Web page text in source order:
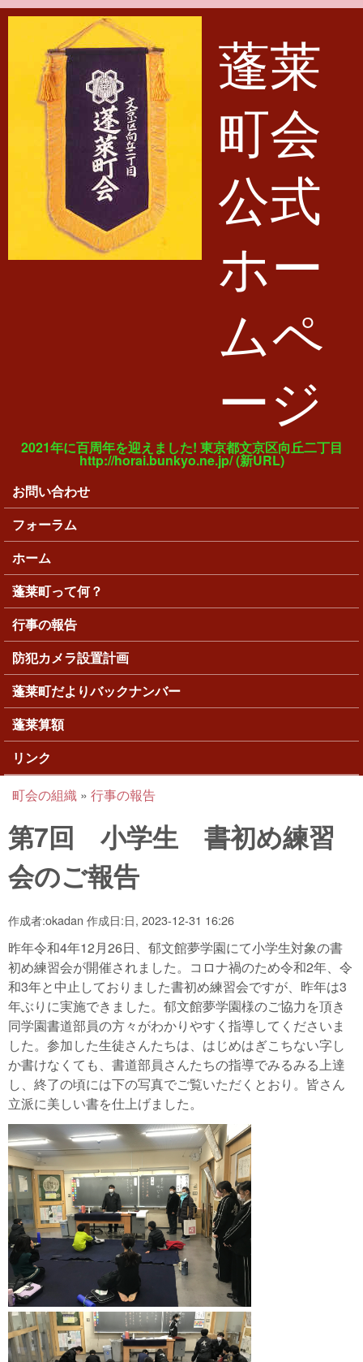
メインコンテンツに移動
蓬莱
町会
公式
ホー
ムペ
ージ
2021年に百周年を迎えました! 東京都文京区向丘二丁目
http://horai.bunkyo.ne.jp/ (新URL)
メインメニュー
お問い合わせ
フォーラム
ホーム
蓬莱町って何？
行事の報告
防犯カメラ設置計画
蓬莱町だよりバックナンバー
蓬莱算額
リンク
現在地
町会の組織 » 行事の報告
第7回 小学生 書初め練習
会のご報告
作成者:okadan 作成日:日, 2023-12-31 16:26
昨年令和4年12月26日、郁文館夢学園にて小学生対象の書
初め練習会が開催されました。コロナ禍のため令和2年、令
和3年と中止しておりました書初め練習会ですが、昨年は3
年ぶりに実施できました。郁文館夢学園様のご協力を頂き
同学園書道部員の方々がわかりやすく指導してくださいま
した。参加した生徒さんたちは、はじめはぎこちない字し
か書けなくても、書道部員さんたちの指導でみるみる上達
し、終了の頃には下の写真でご覧いただくとおり。皆さん
立派に美しい書を仕上げました。